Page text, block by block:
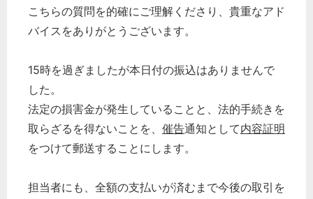
こちらの質問を的確にご理解くださり、貴重なアド
バイスをありがとうございます。
15時を過ぎましたが本日付の振込はありませんで
した。
法定の損害金が発生していることと、法的手続きを
取らざるを得ないことを、 催告通知として内容証明
をつけて郵送することにします。
担当者にも、全額の支払いが済むまで今後の取引を